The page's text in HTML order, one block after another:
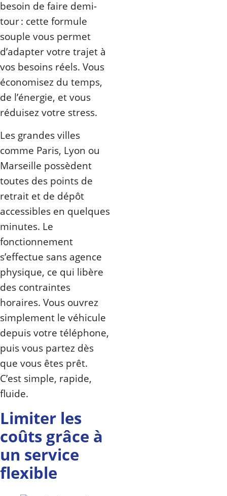
besoin de faire demi-
tour : cette formule
souple vous permet
d’adapter votre trajet à
vos besoins réels. Vous
économisez du temps,
de l’énergie, et vous
réduisez votre stress.
Les grandes villes
comme Paris, Lyon ou
Marseille possèdent
toutes des points de
retrait et de dépôt
accessibles en quelques
minutes. Le
fonctionnement
s’effectue sans agence
physique, ce qui libère
des contraintes
horaires. Vous ouvrez
simplement le véhicule
depuis votre téléphone,
puis vous partez dès
que vous êtes prêt.
C’est simple, rapide,
fluide.
Limiter les
coûts grâce à
un service
flexible